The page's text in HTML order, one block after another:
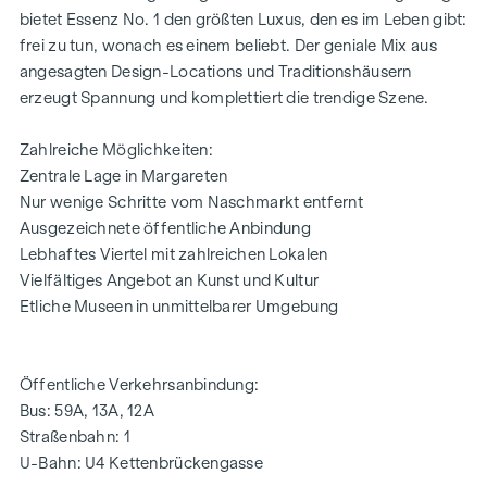
Elektrisch steuerbarer Sonnenschutz
Moderne technische Features
HIGHLIGHTS
Wohnflächen von ca. 35 bis 152 m²
1 bis 4 Zimmer
Eigengärten, Balkone, Loggien, Terrassen und
Dachterrassen
Hochwertige Designer-Ausstattung
Zentrale Lage beim Naschmarkt
Ausgezeichnete Infrastruktur
Die großzügige 2-Zimmer-Wohnung befindet sich im 1.
Dachgeschoss und bietet eine Wohnfläche von ca. 70 m²
bietet Essenz No. 1 den größten Luxus, den es im Leben gibt:
frei zu tun, wonach es einem beliebt. Der geniale Mix aus
angesagten Design-Locations und Traditionshäusern
erzeugt Spannung und komplettiert die trendige Szene.
Zahlreiche Möglichkeiten:
Zentrale Lage in Margareten
Nur wenige Schritte vom Naschmarkt entfernt
Ausgezeichnete öffentliche Anbindung
Lebhaftes Viertel mit zahlreichen Lokalen
Vielfältiges Angebot an Kunst und Kultur
Etliche Museen in unmittelbarer Umgebung
Öffentliche Verkehrsanbindung:
Bus: 59A, 13A, 12A
Straßenbahn: 1
U-Bahn: U4 Kettenbrückengasse